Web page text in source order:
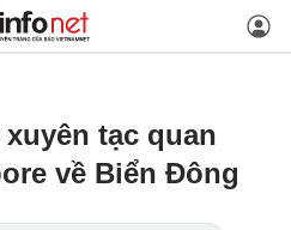
tạc quan
về Biển Đông